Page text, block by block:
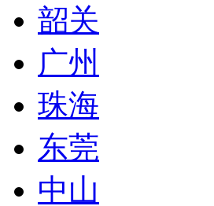
韶关
广州
珠海
东莞
中山